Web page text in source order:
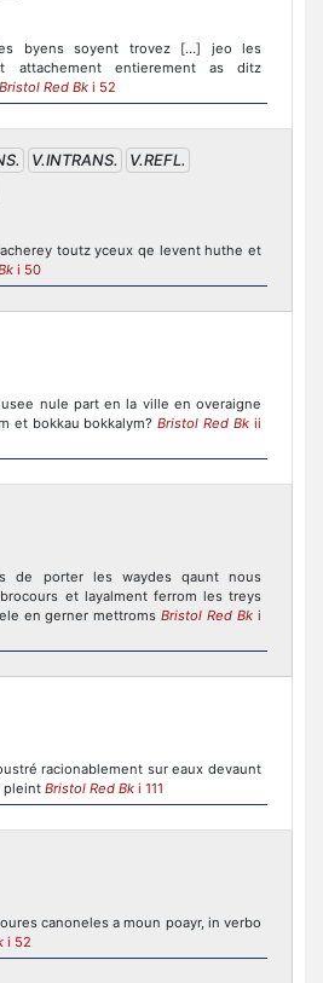
byens soyent trovez […] jeo les
attachement entierement as ditz
Bristol Red Bk i 52
V.INTRANS.
V.REFL.
toutz yceux qe levent huthe et
i 50
nule part en la ville en overaigne
et bokkau bokkalym?Bristol Red Bk ii
de porter les waydes qaunt nous
et layalment ferrom les treys
en gerner mettromsBristol Red Bk i
racionablement sur eaux devaunt
pleint Bristol Red Bk i 111
canoneles a moun poayr, in verbo
i 52